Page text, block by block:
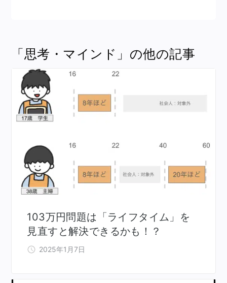
「思考・マインド」の他の記事
103万円問題は「ライフタイム」を
見直すと解決できるかも！？
2025年1月7日